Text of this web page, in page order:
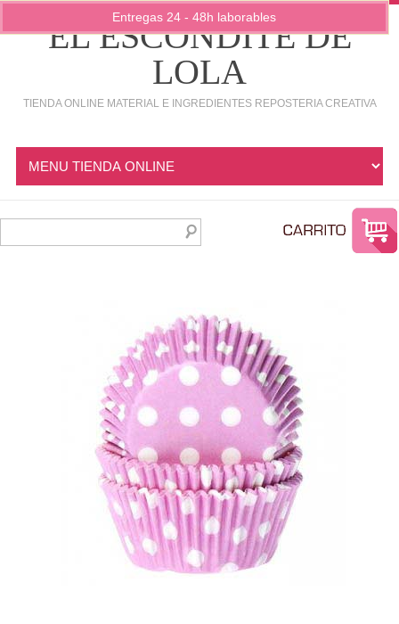
EL ESCONDITE DE
LOLA
TIENDA ONLINE MATERIAL E INGREDIENTES REPOSTERIA CREATIVA
Entregas 24 - 48h laborables